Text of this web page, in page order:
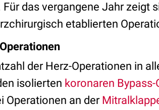
das vergangene Jahr zeigt
etablierten
der Herz-Operationen in
isolierten koronaren
Operationen an der